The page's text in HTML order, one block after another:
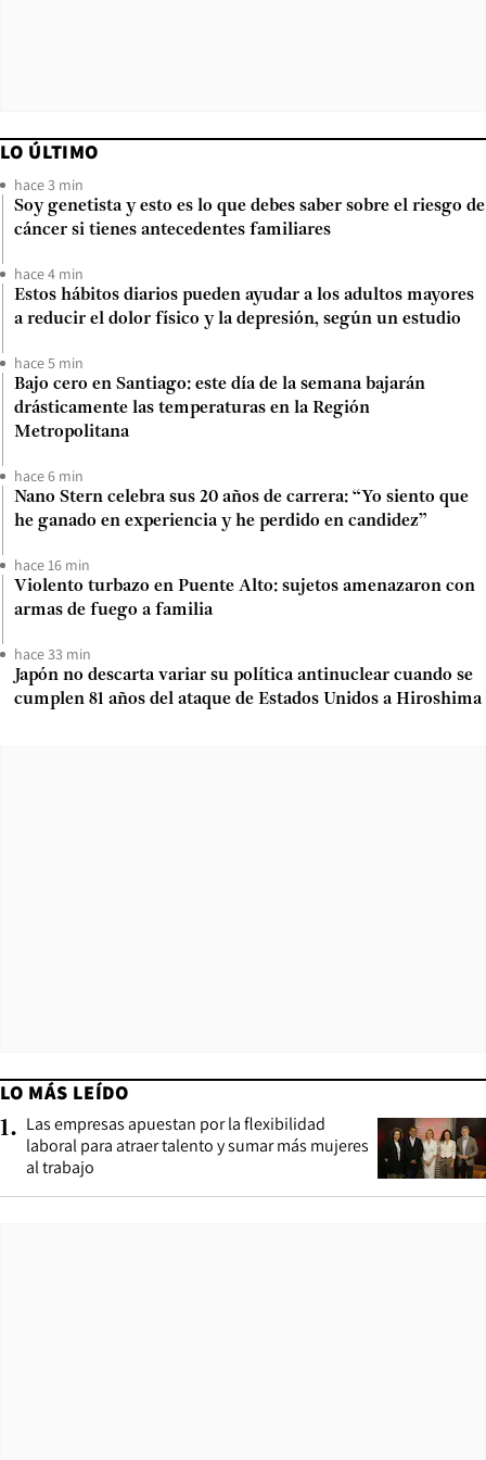
LO ÚLTIMO
hace 3 min
Soy genetista y esto es lo que debes saber sobre el riesgo de
cáncer si tienes antecedentes familiares
hace 4 min
Estos hábitos diarios pueden ayudar a los adultos mayores
a reducir el dolor físico y la depresión, según un estudio
hace 5 min
Bajo cero en Santiago: este día de la semana bajarán
drásticamente las temperaturas en la Región
Metropolitana
hace 6 min
Nano Stern celebra sus 20 años de carrera: “Yo siento que
he ganado en experiencia y he perdido en candidez”
hace 16 min
Violento turbazo en Puente Alto: sujetos amenazaron con
armas de fuego a familia
hace 33 min
Japón no descarta variar su política antinuclear cuando se
cumplen 81 años del ataque de Estados Unidos a Hiroshima
LO MÁS LEÍDO
1. Las empresas apuestan por la flexibilidad
laboral para atraer talento y sumar más mujeres
al trabajo